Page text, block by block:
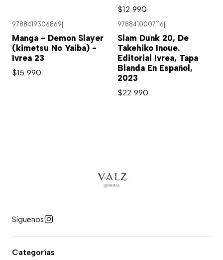
$12.990
9788419306869
Manga - Demon Slayer
(kimetsu No Yaiba) -
Ivrea 23
$15.990
9788410007116
Slam Dunk 20, De
Takehiko Inoue.
Editorial Ivrea, Tapa
Blanda En Español,
2023
$22.990
Síguenos
Categorías